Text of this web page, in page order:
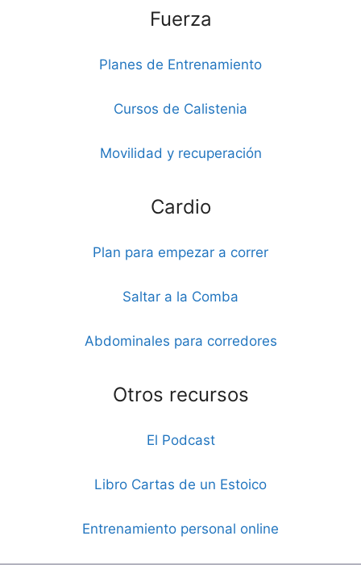
Fuerza
Planes de Entrenamiento
Cursos de Calistenia
Movilidad y recuperación
Cardio
Plan para empezar a correr
Saltar a la Comba
Abdominales para corredores
Otros recursos
El Podcast
Libro Cartas de un Estoico
Entrenamiento personal online